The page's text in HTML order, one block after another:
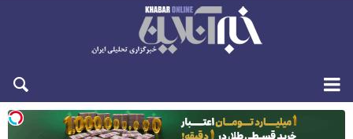
دوشنبه ۱۹ مرداد ۱۴۰۵